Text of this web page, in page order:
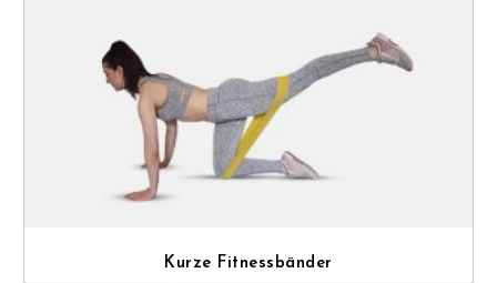
Kurze Fitnessbänder